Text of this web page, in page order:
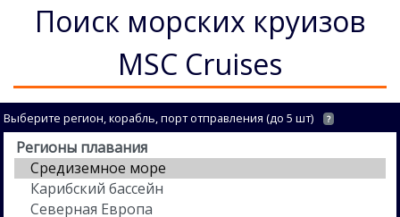
Поиск морских круизов
MSC Cruises
Выберите регион, корабль, порт отправления (до 5 шт) ?